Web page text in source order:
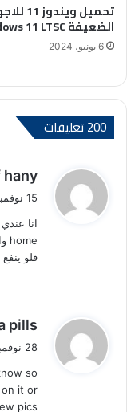
تحميل
الضعيفة Windows 11 LTSC
6 يونيو، 2024
‫200 تعليقات
ي
ق
ل
hany
15 نوفمبر، 2023 الساعة 12:40 ص
فلو
ي
ق
ل
pills
28 نوفمبر، 2023 الساعة 7:06 ص
so
it or
pics